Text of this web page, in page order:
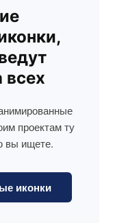
всех
проектам ту
вы ищете.
иконки